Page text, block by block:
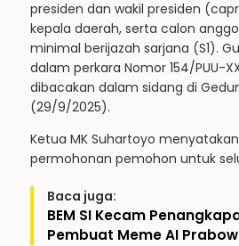
presiden dan wakil presiden
kepala daerah, serta calon
minimal berijazah sarjana (S1).
dalam perkara Nomor 154/PUU-
dibacakan dalam sidang di
(29/9/2025).
Ketua MK Suhartoyo
permohonan pemohon untuk
Baca juga:
BEM SI Kecam
Pembuat Meme AI